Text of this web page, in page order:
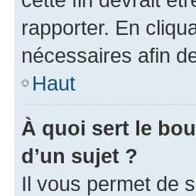
rapporter. En
nécessaires afin
Haut
À quoi sert le
d’un sujet ?
Il vous permet de